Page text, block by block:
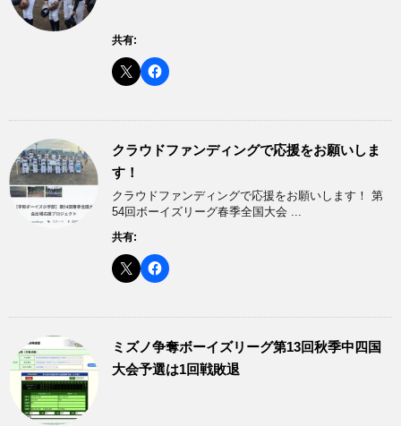
共有:
クラウドファンディングで応援をお願いしま
す！
クラウドファンディングで応援をお願いします！ 第
54回ボーイズリーグ春季全国大会 ...
共有:
ミズノ争奪ボーイズリーグ第13回秋季中四国
大会予選は1回戦敗退